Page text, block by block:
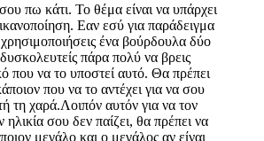
πω κάτι. Το θέμα είναι να υπάρχει
Εαν εσύ για παράδειγμα
χρησιμοποιήσεις ένα βούρδουλα δύο
πάρα πολύ να βρεις
που να το υποστεί αυτό. Θα πρέπει
που να το αντέχει για να σου
τη χαρά.Λοιπόν αυτόν για να τον
ηλικία σου δεν παίζει, θα πρέπει να
μεγάλο και ο μεγάλος αν είναι